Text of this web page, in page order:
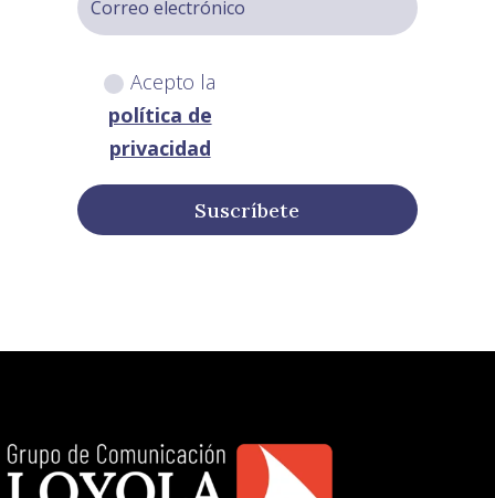
Acepto la
política de
privacidad
Suscríbete